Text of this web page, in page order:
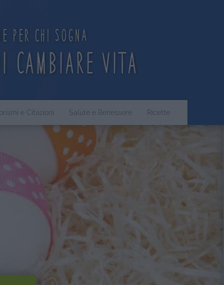
per chi sogna
cambiare vita
e Citazioni Salute e Benessere Ricette